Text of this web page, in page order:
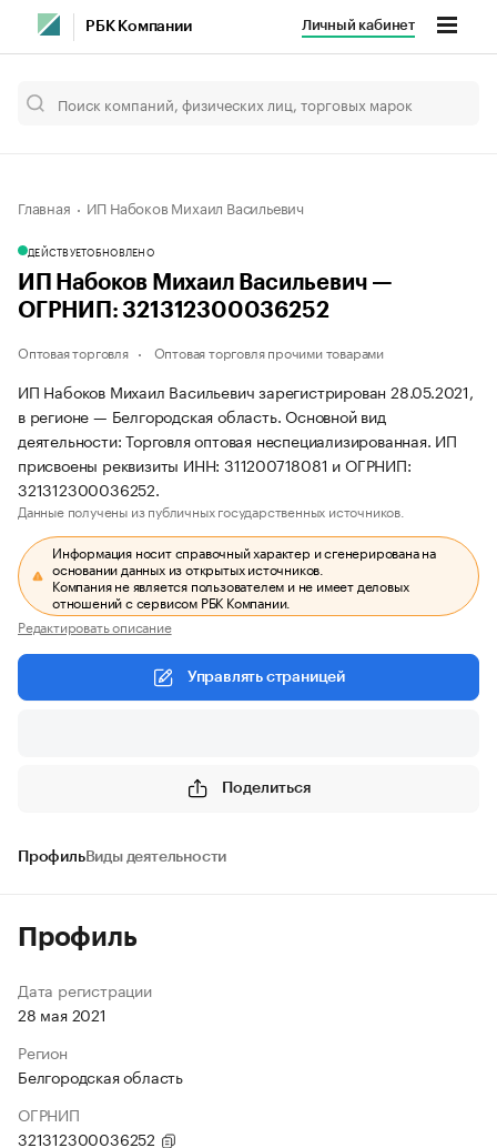
РБК Компании Личный кабинет
Главная ИП Набоков Михаил Васильевич
ДЕЙСТВУЕТОБНОВЛЕНО
ИП Набоков Михаил Васильевич —
ОГРНИП: 321312300036252
Оптовая торговля Оптовая торговля прочими товарами
ИП Набоков Михаил Васильевич зарегистрирован 28.05.2021,
в регионе — Белгородская область. Основной вид
деятельности: Торговля оптовая неспециализированная. ИП
присвоены реквизиты ИНН: 311200718081 и ОГРНИП:
321312300036252.
Данные получены из публичных государственных источников.
Информация носит справочный характер и сгенерирована на
основании данных из открытых источников.
Компания не является пользователем и не имеет деловых
отношений с сервисом РБК Компании.
Редактировать описание
Управлять страницей
Поделиться
ПрофильВиды деятельности
Профиль
Дата регистрации
28 мая 2021
Регион
Белгородская область
ОГРНИП
321312300036252